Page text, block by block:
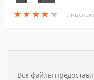
★ ★ ★ ★ ★
★ ★ ★ ★ ★
Все файлы